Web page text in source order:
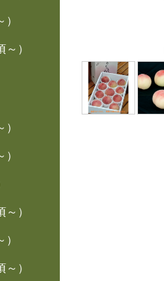
）
）
）